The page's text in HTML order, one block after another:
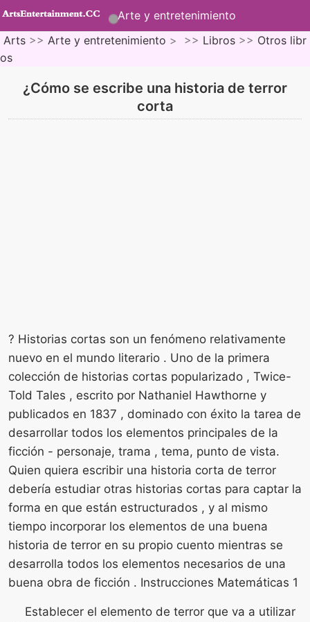
Arte y entretenimiento
Arts >> Arte y entretenimiento > >> Libros >> Otros libr
os
¿Cómo se escribe una historia de terror
corta
? Historias cortas son un fenómeno relativamente
nuevo en el mundo literario . Uno de la primera
colección de historias cortas popularizado , Twice-
Told Tales , escrito por Nathaniel Hawthorne y
publicados en 1837 , dominado con éxito la tarea de
desarrollar todos los elementos principales de la
ficción - personaje, trama , tema, punto de vista.
Quien quiera escribir una historia corta de terror
debería estudiar otras historias cortas para captar la
forma en que están estructurados , y al mismo
tiempo incorporar los elementos de una buena
historia de terror en su propio cuento mientras se
desarrolla todos los elementos necesarios de una
buena obra de ficción . Instrucciones Matemáticas 1
Establecer el elemento de terror que va a utilizar